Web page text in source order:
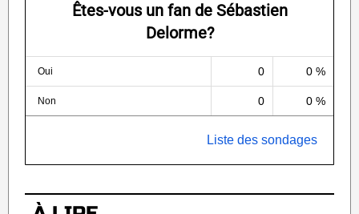
Êtes-vous un fan de Sébastien
Delorme?
Oui 0 0 %
Non 0 0 %
Liste des sondages